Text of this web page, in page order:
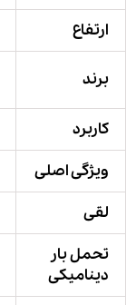
ارتفاع
برند
کاربرد
ویژگی اصلی
لقی
تحمل بار
دینامیکی